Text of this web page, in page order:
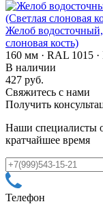
Желоб
слоновая кость)
160 мм · RAL 1015
В наличии
427 руб.
Свяжитесь с нами
Получить
Наши специалисты
кратчайшее время
Телефон